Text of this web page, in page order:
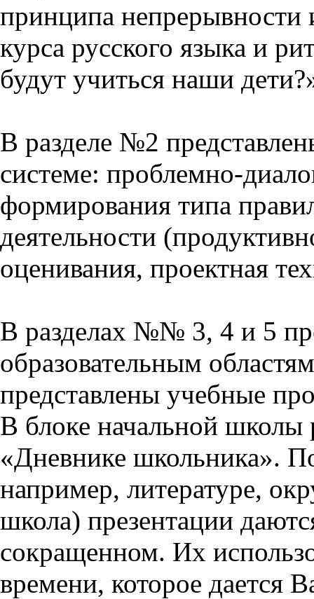
принципа непрерывности
курса русского языка и
будут учиться наши
В разделе №2
системе: проблемно-
формирования типа
деятельности
оценивания, проектная
В разделах №№ 3, 4 и 5
образовательным
представлены учебные
В блоке начальной школы
«Дневнике школьника».
например, литературе,
школа) презентации
сокращенном. Их
времени, которое дается